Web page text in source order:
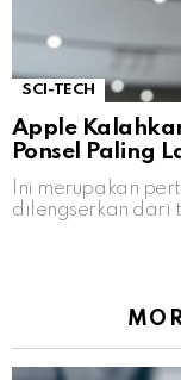
SCI-TECH
Apple
Ponsel Paling
Ini merupakan
dilengserkan dari